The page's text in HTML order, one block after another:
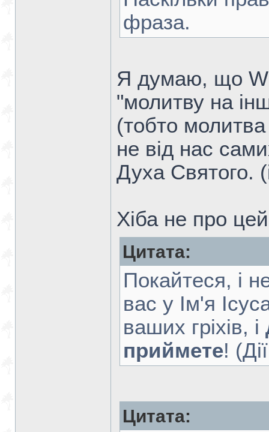
фраза.
Я думаю, що
"молитву на
(тобто
не від нас
Духа Святого.
Хіба не про
Цитата:
Покайтеся, і
вас у Ім'я
ваших гріхів, і
приймете!
Цитата: